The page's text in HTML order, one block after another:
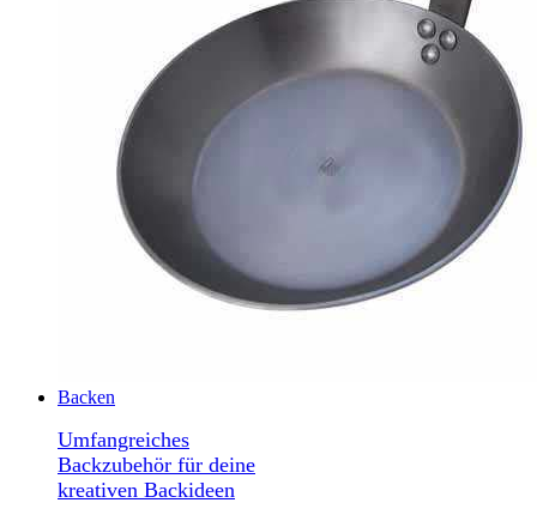
Backen
Umfangreiches
Backzubehör für deine
kreativen Backideen